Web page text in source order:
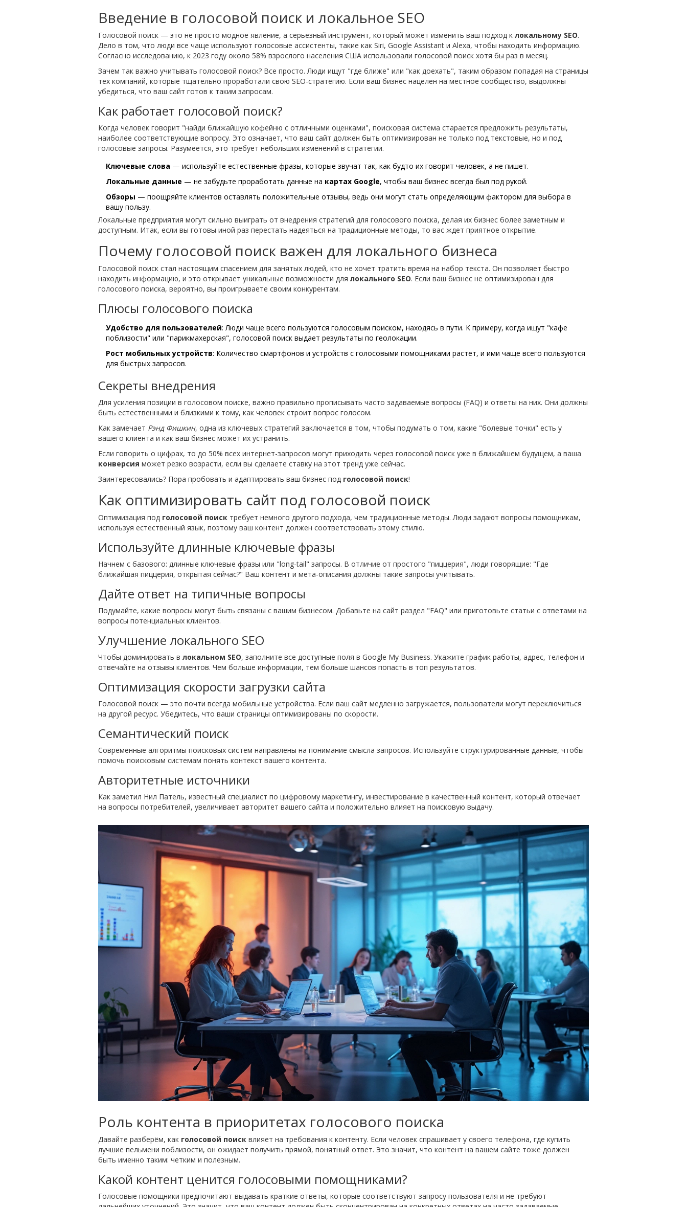
Введение в голосовой поиск и локальное SEO
Голосовой поиск — это не просто модное явление, а серьезный инструмент, который может изменить ваш подход к локальному SEO.
Дело в том, что люди все чаще используют голосовые ассистенты, такие как Siri, Google Assistant и Alexa, чтобы находить информацию.
Согласно исследованию, к 2023 году около 58% взрослого населения США использовали голосовой поиск хотя бы раз в месяц.
Зачем так важно учитывать голосовой поиск? Все просто. Люди ищут "где ближе" или "как доехать", таким образом попадая на страницы
тех компаний, которые тщательно проработали свою SEO-стратегию. Если ваш бизнес нацелен на местное сообщество, выдолжны
убедиться, что ваш сайт готов к таким запросам.
Как работает голосовой поиск?
Когда человек говорит "найди ближайшую кофейню с отличными оценками", поисковая система старается предложить результаты,
наиболее соответствующие вопросу. Это означает, что ваш сайт должен быть оптимизирован не только под текстовые, но и под
голосовые запросы. Разумеется, это требует небольших изменений в стратегии.
Ключевые слова — используйте естественные фразы, которые звучат так, как будто их говорит человек, а не пишет.
Локальные данные — не забудьте проработать данные на картах Google, чтобы ваш бизнес всегда был под рукой.
Обзоры — поощряйте клиентов оставлять положительные отзывы, ведь они могут стать определяющим фактором для выбора в
вашу пользу.
Локальные предприятия могут сильно выиграть от внедрения стратегий для голосового поиска, делая их бизнес более заметным и
доступным. Итак, если вы готовы иной раз перестать надеяться на традиционные методы, то вас ждет приятное открытие.
Почему голосовой поиск важен для локального бизнеса
Голосовой поиск стал настоящим спасением для занятых людей, кто не хочет тратить время на набор текста. Он позволяет быстро
находить информацию, и это открывает уникальные возможности для локального SEO. Если ваш бизнес не оптимизирован для
голосового поиска, вероятно, вы проигрываете своим конкурентам.
Плюсы голосового поиска
Удобство для пользователей: Люди чаще всего пользуются голосовым поиском, находясь в пути. К примеру, когда ищут "кафе
поблизости" или "парикмахерская", голосовой поиск выдает результаты по геолокации.
Рост мобильных устройств: Количество смартфонов и устройств с голосовыми помощниками растет, и ими чаще всего пользуются
для быстрых запросов.
Секреты внедрения
Для усиления позиции в голосовом поиске, важно правильно прописывать часто задаваемые вопросы (FAQ) и ответы на них. Они должны
быть естественными и близкими к тому, как человек строит вопрос голосом.
Как замечает Рэнд Фишкин, одна из ключевых стратегий заключается в том, чтобы подумать о том, какие "болевые точки" есть у
вашего клиента и как ваш бизнес может их устранить.
Если говорить о цифрах, то до 50% всех интернет-запросов могут приходить через голосовой поиск уже в ближайшем будущем, а ваша
конверсия может резко возрасти, если вы сделаете ставку на этот тренд уже сейчас.
Заинтересовались? Пора пробовать и адаптировать ваш бизнес под голосовой поиск!
Как оптимизировать сайт под голосовой поиск
Оптимизация под голосовой поиск требует немного другого подхода, чем традиционные методы. Люди задают вопросы помощникам,
используя естественный язык, поэтому ваш контент должен соответствовать этому стилю.
Используйте длинные ключевые фразы
Начнем с базового: длинные ключевые фразы или "long-tail" запросы. В отличие от простого "пиццерия", люди говорящие: "Где
ближайшая пиццерия, открытая сейчас?" Ваш контент и мета-описания должны такие запросы учитывать.
Дайте ответ на типичные вопросы
Подумайте, какие вопросы могут быть связаны с вашим бизнесом. Добавьте на сайт раздел "FAQ" или приготовьте статьи с ответами на
вопросы потенциальных клиентов.
Улучшение локального SEO
Чтобы доминировать в локальном SEO, заполните все доступные поля в Google My Business. Укажите график работы, адрес, телефон и
отвечайте на отзывы клиентов. Чем больше информации, тем больше шансов попасть в топ результатов.
Оптимизация скорости загрузки сайта
Голосовой поиск — это почти всегда мобильные устройства. Если ваш сайт медленно загружается, пользователи могут переключиться
на другой ресурс. Убедитесь, что ваши страницы оптимизированы по скорости.
Семантический поиск
Современные алгоритмы поисковых систем направлены на понимание смысла запросов. Используйте структурированные данные, чтобы
помочь поисковым системам понять контекст вашего контента.
Авторитетные источники
Как заметил Нил Патель, известный специалист по цифровому маркетингу, инвестирование в качественный контент, который отвечает
на вопросы потребителей, увеличивает авторитет вашего сайта и положительно влияет на поисковую выдачу.
Роль контента в приоритетах голосового поиска
Давайте разберём, как голосовой поиск влияет на требования к контенту. Если человек спрашивает у своего телефона, где купить
лучшие пельмени поблизости, он ожидает получить прямой, понятный ответ. Это значит, что контент на вашем сайте тоже должен
быть именно таким: четким и полезным.
Какой контент ценится голосовыми помощниками?
Голосовые помощники предпочитают выдавать краткие ответы, которые соответствуют запросу пользователя и не требуют